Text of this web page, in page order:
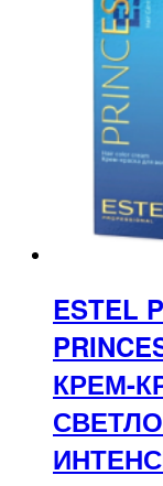
ESTEL
КРЕМ-